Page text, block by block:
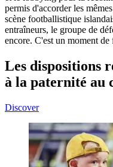
permis d'accorder les
scène footballistique
entraîneurs, le groupe de
encore. C'est un moment de
Les dispositions
à la paternité au
Discover